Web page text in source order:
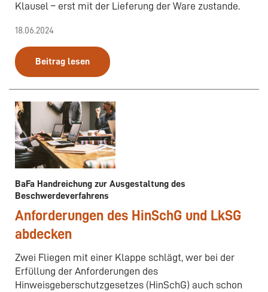
Klausel – erst mit der Lieferung der Ware zustande.
18.06.2024
Beitrag lesen
BaFa Handreichung zur Ausgestaltung des
Beschwerdeverfahrens
Anforderungen des HinSchG und LkSG
abdecken
Zwei Fliegen mit einer Klappe schlägt, wer bei der
Erfüllung der Anforderungen des
Hinweisgeberschutzgesetzes (HinSchG) auch schon